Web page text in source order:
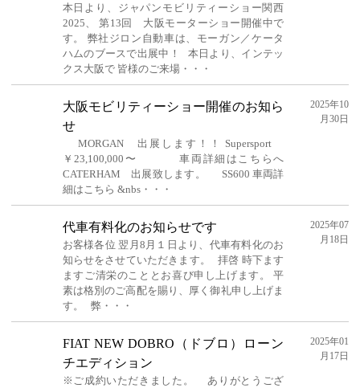
本日より、ジャパンモビリティーショー関西
2025、 第13回 大阪モーターショー開催中で
す。 弊社ジロン自動車は、モーガン／ケータ
ハムのブースで出展中！ 本日より、インテッ
クス大阪で 皆様のご来場・・・
大阪モビリティーショー開催のお知ら
せ
MORGAN 出展します！！ Supersport
￥23,100,000〜 車両詳細はこちらへ
CATERHAM 出展致します。 SS600 車両詳
細はこちら &nbs・・・
2025年10
月30日
代車有料化のお知らせです
お客様各位 翌月8月１日より、代車有料化のお
知らせをさせていただきます。 拝啓 時下ます
ますご清栄のこととお喜び申し上げます。 平
素は格別のご高配を賜り、厚く御礼申し上げま
す。 弊・・・
2025年07
月18日
FIAT NEW DOBRO（ドブロ）ローン
チエディション
※ご成約いただきました。 ありがとうござ
2025年01
月17日